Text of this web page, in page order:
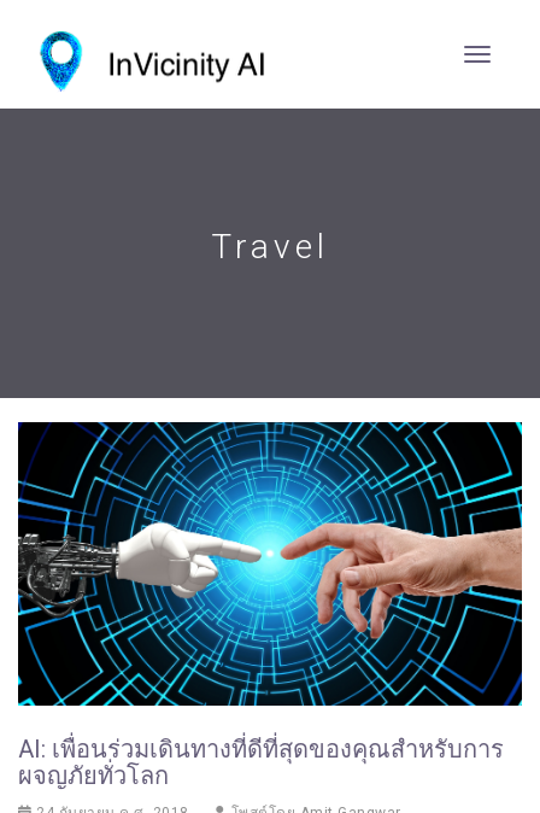
Travel
AI: เพื่อนร่วมเดินทางที่ดีที่สุดของคุณสำหรับการ
ผจญภัยทั่วโลก